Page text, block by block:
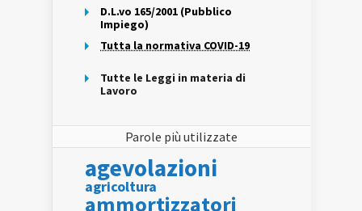
D.L.vo 165/2001 (Pubblico
Impiego)
Tutta la normativa COVID-19
Tutte le Leggi in materia di
Lavoro
Parole più utilizzate
agevolazioni
agricoltura
ammortizzatori